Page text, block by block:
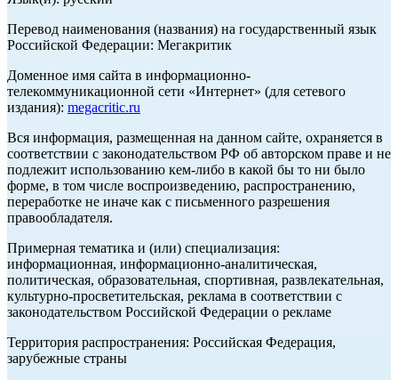
Перевод наименования (названия) на государственный язык
Российской Федерации: Мегакритик
Доменное имя сайта в информационно-
телекоммуникационной сети «Интернет» (для сетевого
издания): megacritic.ru
Вся информация, размещенная на данном сайте, охраняется в
соответствии с законодательством РФ об авторском праве и не
подлежит использованию кем-либо в какой бы то ни было
форме, в том числе воспроизведению, распространению,
переработке не иначе как с письменного разрешения
правообладателя.
Примерная тематика и (или) специализация:
информационная, информационно-аналитическая,
политическая, образовательная, спортивная, развлекательная,
культурно-просветительская, реклама в соответствии с
законодательством Российской Федерации о рекламе
Территория распространения: Российская Федерация,
зарубежные страны